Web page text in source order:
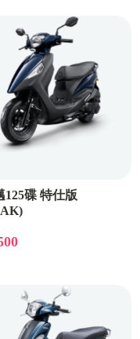
125碟 特仕版